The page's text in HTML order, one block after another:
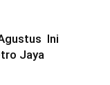
Ini
Jaya